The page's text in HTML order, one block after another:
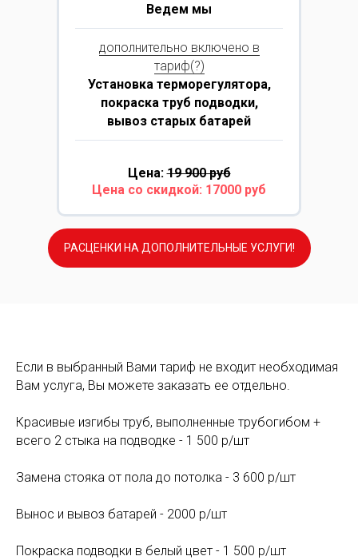
Ведем мы
дополнительно включено в
тариф(?)
Установка терморегулятора,
покраска труб подводки,
вывоз старых батарей
Цена:19 900 руб
Цена со скидкой: 17000 руб
РАСЦЕНКИ НА ДОПОЛНИТЕЛЬНЫЕ УСЛУГИ!
Если в выбранный Вами тариф не входит необходимая
Вам услуга, Вы можете заказать ее отдельно.
Красивые изгибы труб, выполненные трубогибом +
всего 2 стыка на подводке - 1 500 р/шт
Замена стояка от пола до потолка - 3 600 р/шт
Вынос и вывоз батарей - 2000 р/шт
Покраска подводки в белый цвет - 1 500 р/шт